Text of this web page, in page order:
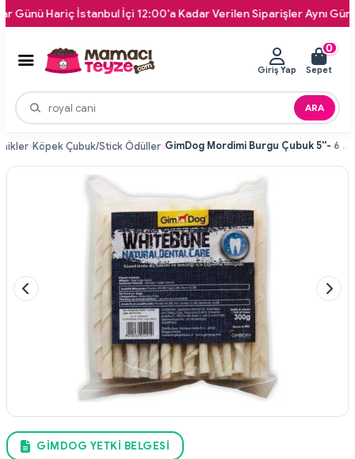
Hariç İstanbul İçi 12:00'a Kadar Verilen Siparişler Aynı Gün
ARA
Giriş Yap
0
Sepet
Köpek Çubuk/Stick Ödüller GimDog Mordimi Burgu Çubuk 5''- 6 gr 50'li White
GIMDOG YETKI BELGESI